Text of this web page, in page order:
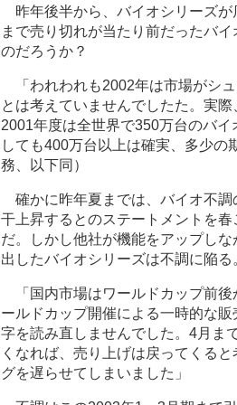
昨年後半から、バイオシリーズが
まで売り切れが当たり前だったバ
のだろうか？
「われわれも2002年は市場がシ
とは考えていませんでしたた。実
2001年度は全世界で350万台のバ
しても400万台以上は確実、多少
務、以下同）
確かに昨年夏までは、バイオ不調
干上昇するとのステートメントを
だ。しかし他社が機能をアップし
出したバイオシリーズは不調に陥る
「国内市場はワールドカップ前後
ールドカップ開催による一時的な
字を読み直しませんでした。4月ま
くなれば、売り上げは戻ってくる
グを遅らせてしまいました」